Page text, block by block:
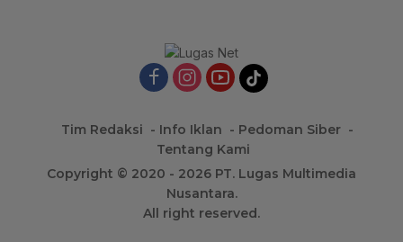
Tim Redaksi Info Iklan
Pedoman Siber
Tentang Kami
Copyright © 2020 - 2026 PT. Lugas Multimedia
Nusantara.
All right reserved.